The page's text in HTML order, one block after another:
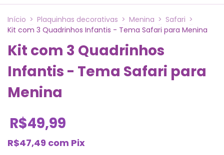
Início > Plaquinhas decorativas > Menina > Safari >
Kit com 3 Quadrinhos Infantis - Tema Safari para Menina
Kit com 3 Quadrinhos
Infantis - Tema Safari para
Menina
R$49,99
R$47,49 com Pix